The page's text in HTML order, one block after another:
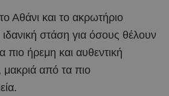
Αθάνι και το ακρωτήριο
στάση για όσους θέλουν
ήρεμη και αυθεντική
από τα πιο